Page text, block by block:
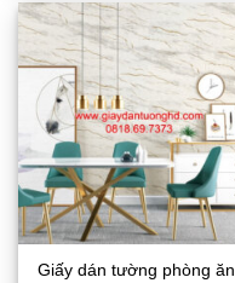
Giấy dán tường phòng ăn